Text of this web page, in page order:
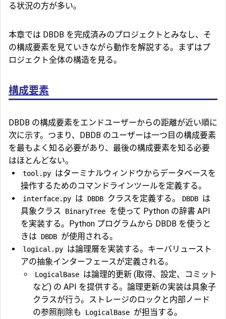
る状況の方が多い。
本章では DBDB を完成済みのプロジェクトとみなし、そ
の構成要素を見ていきながら動作を解説する。まずはプ
ロジェクト全体の構造を見る。
構成要素
DBDB の構成要素をエンドユーザーからの距離が近い順に
次に示す。つまり、DBDB のユーザーは一つ目の構成要素
を最もよく知る必要があり、最後の構成要素を知る必要
はほとんどない。
tool.py はターミナルウィンドウからデータベースを
操作するためのコマンドラインツールを定義する。
interface.py は DBDB クラスを定義する。 DBDB は
具象クラス
BinaryTree を使って Python の辞書 API
を実装する。Python プログラムから DBDB を使うと
きは
DBDB が使用される。
logical.py は論理層を実装する。キーバリュースト
アの抽象インターフェースが定義される。
LogicalBase は論理的更新 (取得、設定、コミット
など) の API を提供する。論理更新の実装は具象子
クラスが行う。ストレージのロックと内部ノード
の参照削除も
LogicalBase が担当する。